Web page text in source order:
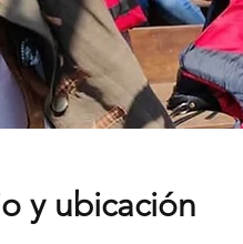
y ubicación